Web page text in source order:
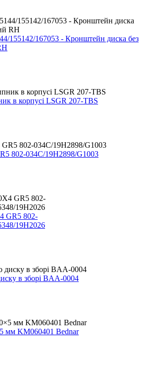
155142/167053 - Кронштейн диска без
в корпусі LSGR 207-TBS
802-034C/19H2898/G1003
GR5 802-
19H2026
в зборі BAA-0004
мм KM060401 Bednar